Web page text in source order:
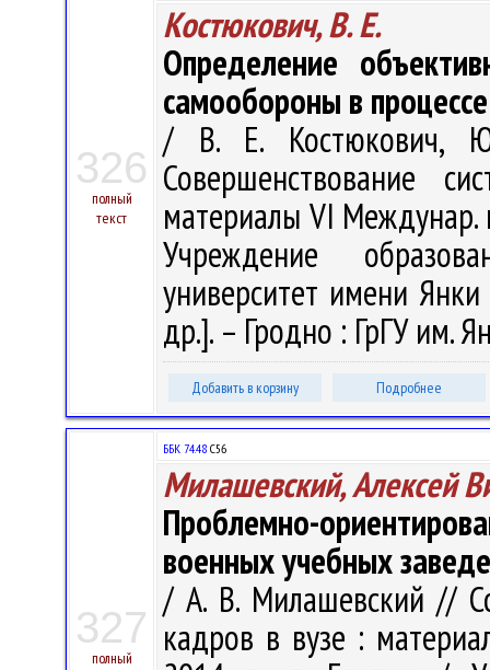
326
полный
текст
Костюкович, В. Е.
Определение
самообороны в
/ В. Е. Костюкович,
Совершенствование
материалы VI Междунар.
Учреждение
университет имени
др.]. – Гродно : ГрГУ им.
Добавить в корзину Подробнее
327
полный
ББК 74.48 С56
Милашевский, Алексей
Проблемно-
военных учебных
/ А. В. Милашевский //
кадров в вузе :